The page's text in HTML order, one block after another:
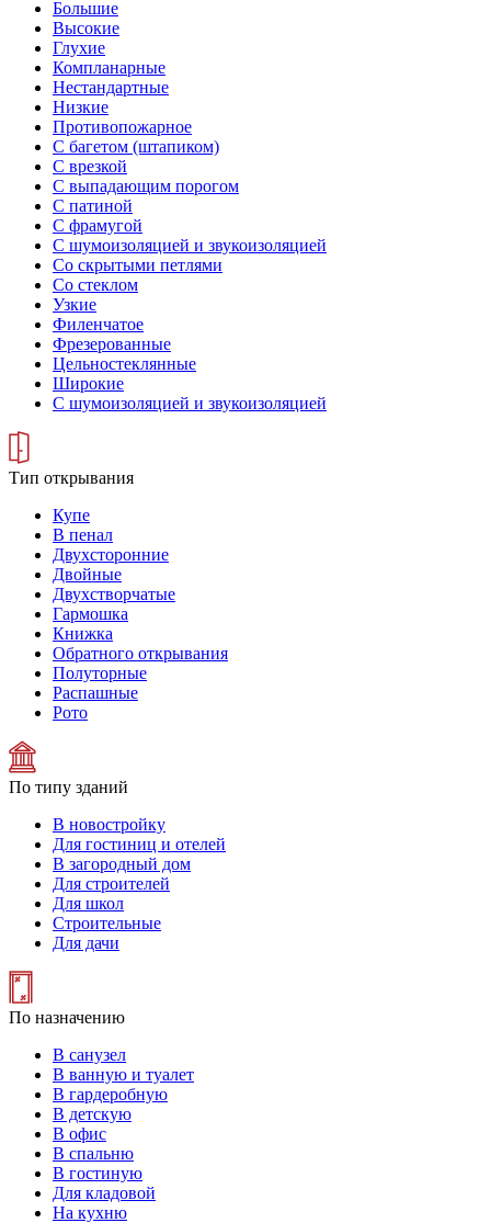
Большие
Высокие
Глухие
Компланарные
Нестандартные
Низкие
Противопожарное
С багетом (штапиком)
С врезкой
С выпадающим порогом
С патиной
С фрамугой
С шумоизоляцией и звукоизоляцией
Со скрытыми петлями
Со стеклом
Узкие
Филенчатое
Фрезерованные
Цельностеклянные
Широкие
С шумоизоляцией и звукоизоляцией
Тип открывания
Купе
В пенал
Двухсторонние
Двойные
Двухстворчатые
Гармошка
Книжка
Обратного открывания
Полуторные
Распашные
Рото
По типу зданий
В новостройку
Для гостиниц и отелей
В загородный дом
Для строителей
Для школ
Строительные
Для дачи
По назначению
В санузел
В ванную и туалет
В гардеробную
В детскую
В офис
В спальню
В гостиную
Для кладовой
На кухню